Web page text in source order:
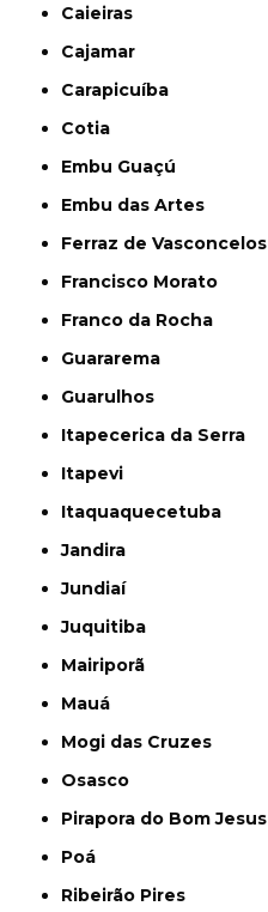
Caieiras
Cajamar
Carapicuíba
Cotia
Embu Guaçú
Embu das Artes
Ferraz de Vasconcelos
Francisco Morato
Franco da Rocha
Guararema
Guarulhos
Itapecerica da Serra
Itapevi
Itaquaquecetuba
Jandira
Jundiaí
Juquitiba
Mairiporã
Mauá
Mogi das Cruzes
Osasco
Pirapora do Bom Jesus
Poá
Ribeirão Pires